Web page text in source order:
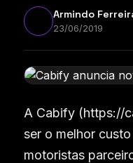
Armindo
23/06/2019
A Cabify (https://
ser o melhor
motoristas